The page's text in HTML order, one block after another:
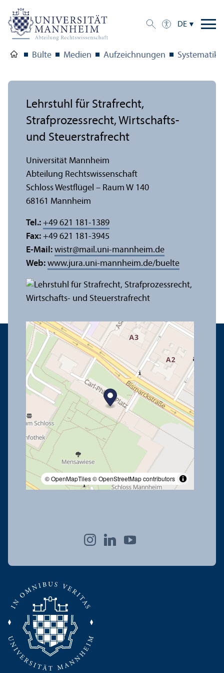
DE
Bülte Medien Aufzeichnungen Systematik
© OpenMapTiles© OpenStreetMap contributors
Lehr­stuhl für Strafrecht,
Strafprozess­recht, Wirtschafts-
und Steuerstrafrecht
Universität Mannheim
Abteilung Rechts­wissenschaft
Schloss Westflügel – Raum W 140
68161 Mannheim
Tel.: +49 621 181-1389
Fax: +49 621 181-3945
E-Mail: wistr@mail.uni-mannheim.de
Web: www.jura.uni-mannheim.de/buelte